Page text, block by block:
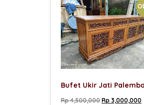
Bufet Ukir Jati
Rp4,500,000 Harga
Rp 3,000,000